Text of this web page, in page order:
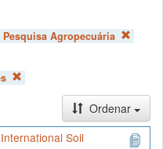
Agropecuária
Ordenar
Soil